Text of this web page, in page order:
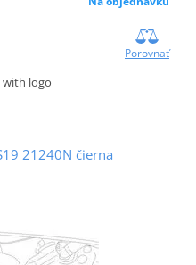
Porovnať
with logo
21240N čierna